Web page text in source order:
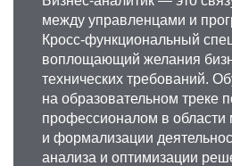
между управленцами и
Кросс-функциональный
воплощающий желания
технических требований.
на образовательном треке
профессионалом в области
и формализации
анализа и оптимизации